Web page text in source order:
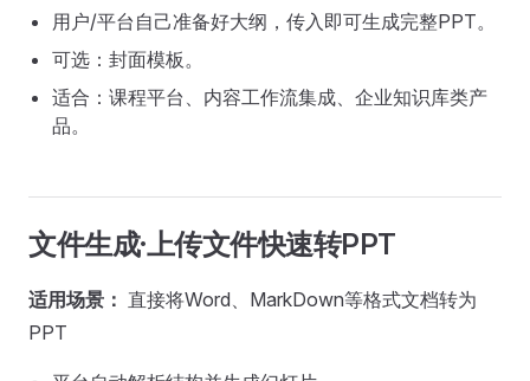
用户/平台自己准备好大纲，传入即可生成完整PPT。
可选：封面模板。
适合：课程平台、内容工作流集成、企业知识库类产
品。
文件生成·上传文件快速转PPT
适用场景： 直接将Word、MarkDown等格式文档转为
PPT